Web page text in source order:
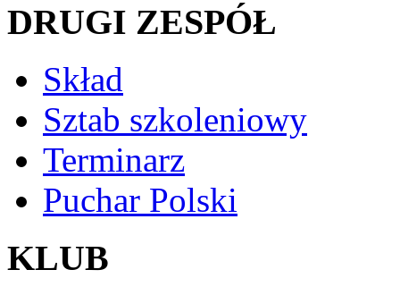
DRUGI ZESPÓŁ
Skład
Sztab szkoleniowy
Terminarz
Puchar Polski
KLUB